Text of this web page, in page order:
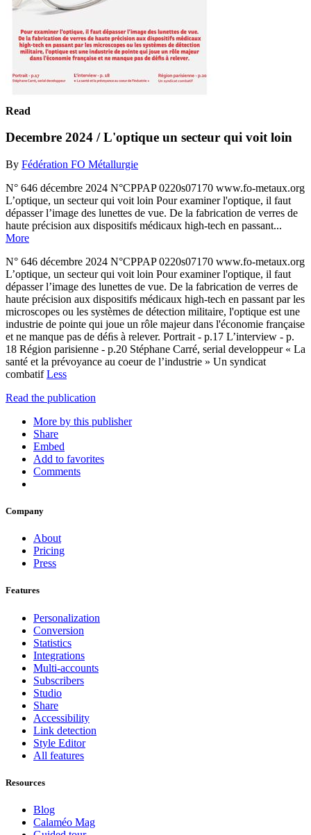
Read
Decembre 2024 / L'optique un secteur qui voit loin
By Fédération FO Métallurgie
N° 646 décembre 2024 N°CPPAP 0220s07170 www.fo-metaux.org
L’optique, un secteur qui voit loin Pour examiner l'optique, il faut
dépasser l’image des lunettes de vue. De la fabrication de verres de
haute précision aux dispositifs médicaux high-tech en passant...
More
N° 646 décembre 2024 N°CPPAP 0220s07170 www.fo-metaux.org
L’optique, un secteur qui voit loin Pour examiner l'optique, il faut
dépasser l’image des lunettes de vue. De la fabrication de verres de
haute précision aux dispositifs médicaux high-tech en passant par les
microscopes ou les systèmes de détection militaire, l'optique est une
industrie de pointe qui joue un rôle majeur dans l'économie française
et ne manque pas de déﬁs à relever. Portrait - p.17 L’interview - p.
18 Région parisienne - p.20 Stéphane Carré, serial developpeur « La
santé et la prévoyance au coeur de l’industrie » Un syndicat
combatifLess
Read the publication
More by this publisher
Share
Embed
Add to favorites
Comments
Company
About
Pricing
Press
Features
Personalization
Conversion
Statistics
Integrations
Multi-accounts
Subscribers
Studio
Share
Accessibility
Link detection
Style Editor
All features
Resources
Blog
Calaméo Mag